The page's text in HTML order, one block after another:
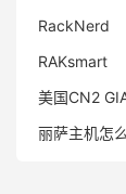
RackNerd
RAKsmart
美国CN2
丽萨主机怎